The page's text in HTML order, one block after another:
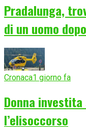
Pradalunga,
di un uomo
Cronaca1 giorno fa
Donna
l’elisoccorso